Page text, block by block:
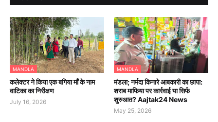
MANDLA
कलेक्टर ने किया एक बगिया माँ के नाम
वाटिका का निरीक्षण
July 16, 2026
MANDLA
मंडला; नर्मदा किनारे आबकारी का छापा:
शराब माफिया पर कार्रवाई या सिर्फ
शुरुआत? Aajtak24 News
May 25, 2026